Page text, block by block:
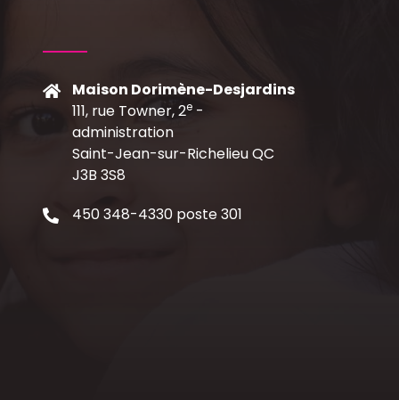
Maison Dorimène-Desjardins
111, rue Towner, 2e -
administration
Saint-Jean-sur-Richelieu QC
J3B 3S8
450 348-4330 poste 301